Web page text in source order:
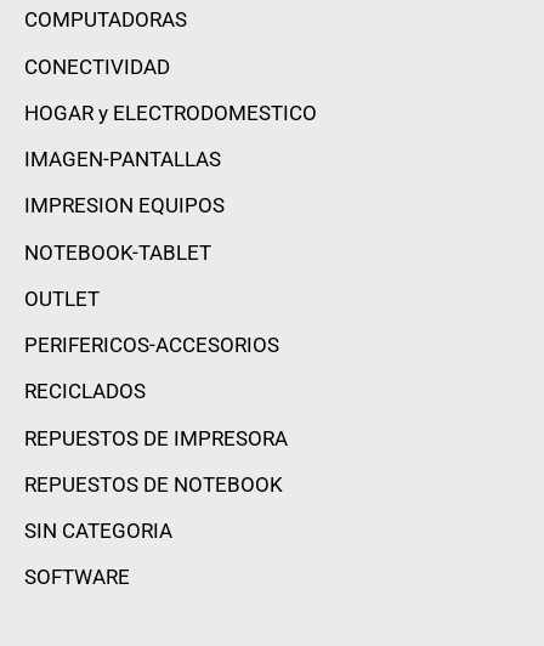
COMPUTADORAS
CONECTIVIDAD
HOGAR y ELECTRODOMESTICO
IMAGEN-PANTALLAS
IMPRESION EQUIPOS
NOTEBOOK-TABLET
OUTLET
PERIFERICOS-ACCESORIOS
RECICLADOS
REPUESTOS DE IMPRESORA
REPUESTOS DE NOTEBOOK
SIN CATEGORIA
SOFTWARE